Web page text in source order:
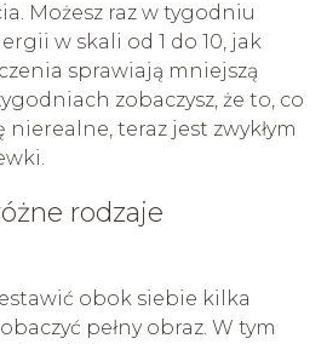
Możesz raz w tygodniu
w skali od 1 do 10, jak
sprawiają mniejszą
zobaczysz, że to, co
nierealne, teraz jest zwykłym
rodzaje
obok siebie kilka
pełny obraz. W tym